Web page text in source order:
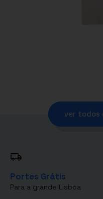
ver todos
Portes Grátis
Para a grande Lisboa